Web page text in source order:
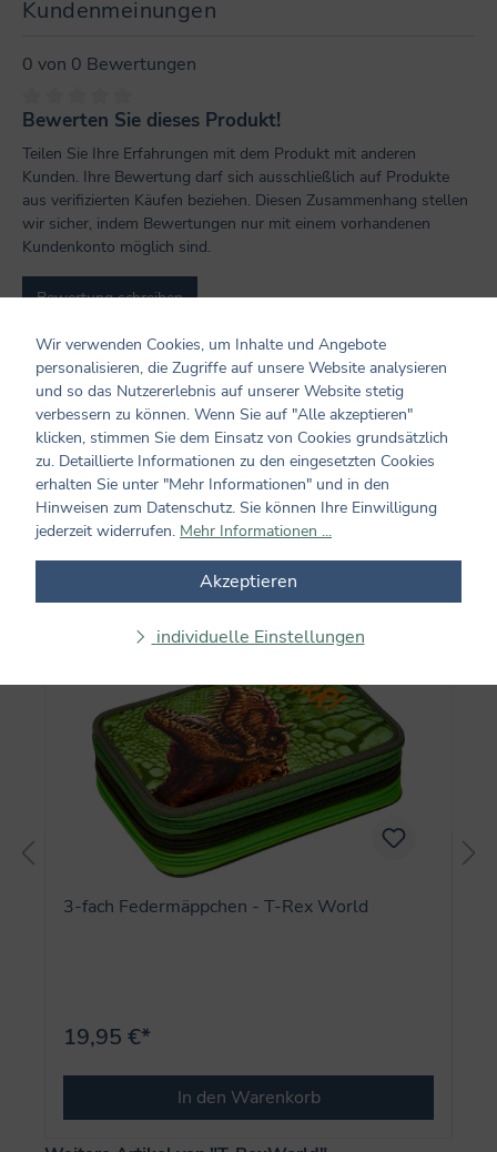
Kundenmeinungen
0 von 0 Bewertungen
Durchschnittliche Bewertung von 0 von 5 Sternen
Bewerten Sie dieses Produkt!
Teilen Sie Ihre Erfahrungen mit dem Produkt mit anderen
Kunden. Ihre Bewertung darf sich ausschließlich auf Produkte
aus verifizierten Käufen beziehen. Diesen Zusammenhang stellen
wir sicher, indem Bewertungen nur mit einem vorhandenen
Kundenkonto möglich sind.
Bewertung schreiben
Bewertungen nur in der aktuellen Sprache anzeigen.
Keine Bewertungen gefunden. Teilen Sie Ihre
Erfahrungen mit anderen.
Produktgalerie überspringen
3-fach Federmäppchen - T-Rex World
19,95 €*
In den Warenkorb
Wir verwenden Cookies, um Inhalte und Angebote
personalisieren, die Zugriffe auf unsere Website analysieren
und so das Nutzererlebnis auf unserer Website stetig
verbessern zu können. Wenn Sie auf "Alle akzeptieren"
klicken, stimmen Sie dem Einsatz von Cookies grundsätzlich
zu. Detaillierte Informationen zu den eingesetzten Cookies
erhalten Sie unter "Mehr Informationen" und in den
Hinweisen zum Datenschutz. Sie können Ihre Einwilligung
jederzeit widerrufen. Mehr Informationen ...
Akzeptieren
individuelle Einstellungen